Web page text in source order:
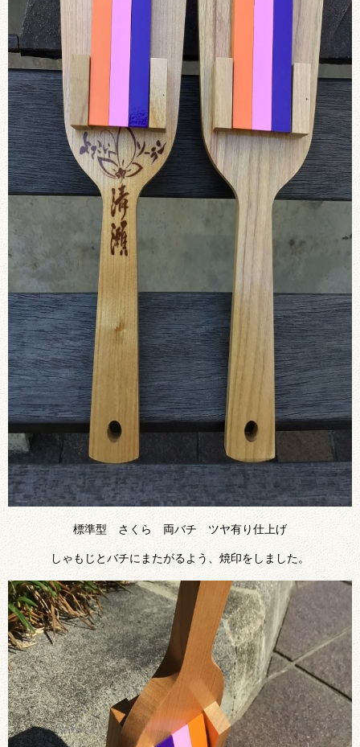
標準型 さくら 両バチ ツヤ有り仕上げ
しゃもじとバチにまたがるよう、焼印をしました。